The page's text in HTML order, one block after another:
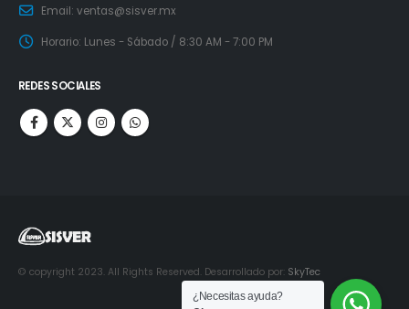
Email: ventas@sisver.mx
Horario: Lunes - Sábado / 8:30 AM - 7:00 PM
REDES SOCIALES
© copyright 2023. All Rights Reserved. Desarrollado por: SkyTec
¿Necesitas ayuda?